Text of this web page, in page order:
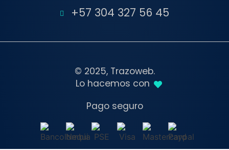
+57 304 327 56 45
© 2025, Trazoweb.
Lo hacemos con
Pago seguro